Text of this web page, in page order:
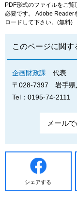
PDF形式のファイルをご
必要です。
Adobe Reader
ロードして下さい。(無料)
このページに関
企画財政課
代表
〒028-7397
岩手
Tel：0195-74-2111
メール
シェアする